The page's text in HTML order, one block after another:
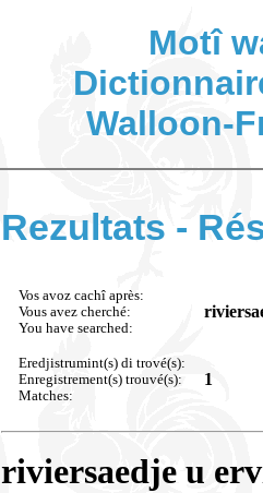
Motî
Walloon-
Rezultats -
Vos avoz cachî après:
Vous avez cherché:
You have searched:
Eredjistrumint(s) di trové(s):
Enregistrement(s) trouvé(s):
Matches:
1
riviersaedje u